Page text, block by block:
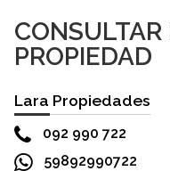
CONSULTAR
PROPIEDAD
Lara Propiedades
092 990 722
59892990722